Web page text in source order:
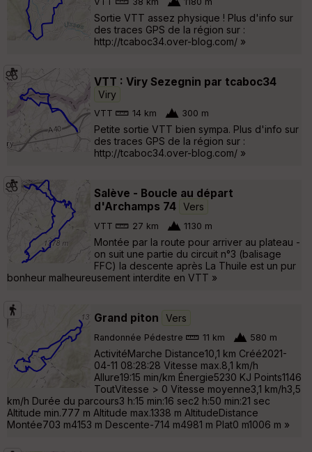
Sortie VTT assez physique ! Plus d'info sur
des traces GPS de la région sur :
http://tcaboc34.over-blog.com/ »
VTT : Viry Sezegnin par tcaboc34
Viry
VTT 14 km 300 m
Petite sortie VTT bien sympa. Plus d'info sur
des traces GPS de la région sur :
http://tcaboc34.over-blog.com/ »
Salève - Boucle au départ
d'Archamps 74 Vers
VTT 27 km 1130 m
Montée par la route pour arriver au plateau -
on suit une partie du circuit n°3 (balisage
FFC) la descente après La Thuile est un pur
bonheur malheureusement interdite en VTT »
Grand piton Vers
Randonnée Pédestre 11 km 580 m
ActivitéMarche Distance10,1 km Créé2021-
04-11 08:28:28 Vitesse max.8,1 km/h
Allure19:15 min/km Énergie5230 KJ Points1146
ToutVitesse > 0 Vitesse moyenne3,1 km/h3,5
km/h Durée du parcours3 h:15 min:16 sec2 h:50 min:21 sec
Altitude min.777 m Altitude max.1338 m AltitudeDistance
Montée703 m4153 m Descente-714 m4981 m Plat0 m1006 m »